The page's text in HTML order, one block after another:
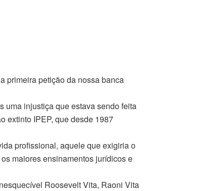
primeira petição da nossa banca
uma injustiça que estava sendo feita
extinto IPEP, que desde 1987
profissional, aquele que exigiria o
maiores ensinamentos jurídicos e
Roosevelt Vita, Raoni Vita